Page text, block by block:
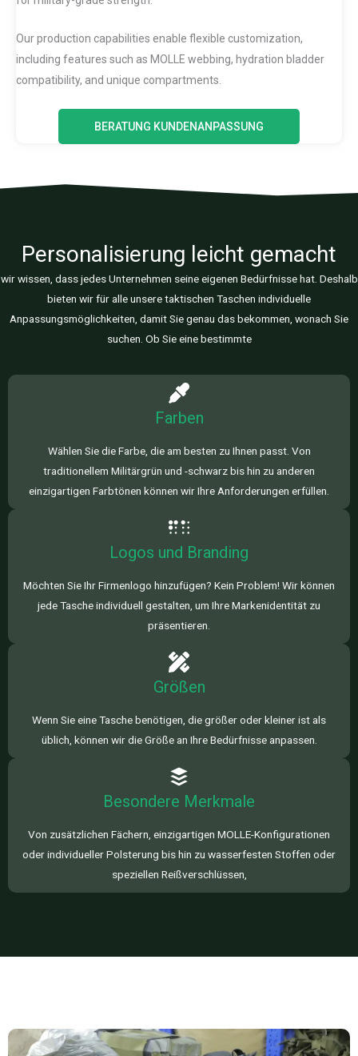
Our production capabilities enable flexible customization,
including features such as MOLLE webbing, hydration bladder
compatibility, and unique compartments.
BERATUNG KUNDENANPASSUNG
Personalisierung leicht gemacht
wir wissen, dass jedes Unternehmen seine eigenen Bedürfnisse hat. Deshalb
bieten wir für alle unsere taktischen Taschen individuelle
Anpassungsmöglichkeiten, damit Sie genau das bekommen, wonach Sie
suchen. Ob Sie eine bestimmte
Farben
Wählen Sie die Farbe, die am besten zu Ihnen passt. Von
traditionellem Militärgrün und -schwarz bis hin zu anderen
einzigartigen Farbtönen können wir Ihre Anforderungen erfüllen.
Logos und Branding
Möchten Sie Ihr Firmenlogo hinzufügen? Kein Problem! Wir können
jede Tasche individuell gestalten, um Ihre Markenidentität zu
präsentieren.
Größen
Wenn Sie eine Tasche benötigen, die größer oder kleiner ist als
üblich, können wir die Größe an Ihre Bedürfnisse anpassen.
Besondere Merkmale
Von zusätzlichen Fächern, einzigartigen MOLLE-Konfigurationen
oder individueller Polsterung bis hin zu wasserfesten Stoffen oder
speziellen Reißverschlüssen,